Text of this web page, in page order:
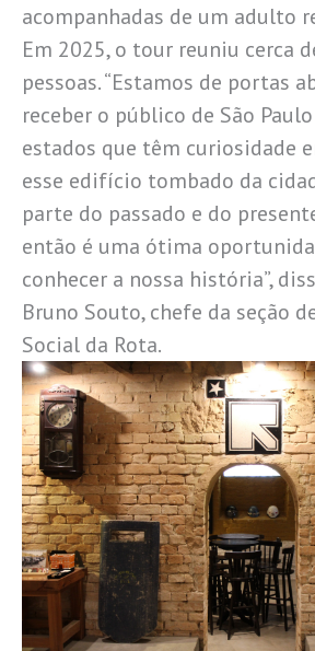
acompanhadas de um adulto
Em 2025, o tour reuniu cerca
pessoas. “Estamos de portas
receber o público de São
estados que têm curiosidade
esse edifício tombado da
parte do passado e do
então é uma ótima
conhecer a nossa história”,
Bruno Souto, chefe da seção
Social da Rota.